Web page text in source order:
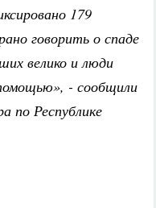
179
говорить о спаде
велико и люди
- сообщили
по Республике